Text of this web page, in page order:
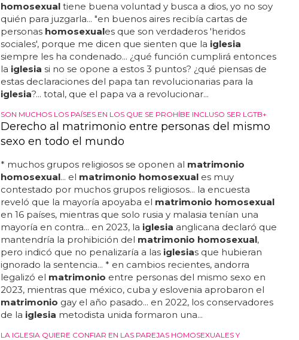
homosexualtiene buena voluntad y busca a dios, yo no soy
quién para juzgarla... "en buenos aires recibía cartas de
personas homosexuales que son verdaderos 'heridos
sociales', porque me dicen que sienten que la iglesia
siempre les ha condenado... ¿qué función cumplirá entonces
la iglesia si no se opone a estos 3 puntos? ¿qué piensas de
estas declaraciones del papa tan revolucionarias para la
iglesia?... total, que el papa va a revolucionar...
SON MUCHOS LOS PAÍSES EN LOS QUE SE PROHÍBE INCLUSO SER LGTB+
Derecho al matrimonio entre personas del mismo
sexo en todo el mundo
* muchos grupos religiosos se oponen al matrimonio
homosexual... el matrimonio homosexuales muy
contestado por muchos grupos religiosos... la encuesta
reveló que la mayoría apoyaba el matrimonio homosexual
en 16 países, mientras que solo rusia y malasia tenían una
mayoría en contra... en 2023, la iglesia anglicana declaró que
mantendría la prohibición del matrimonio homosexual,
pero indicó que no penalizaría a las iglesias que hubieran
ignorado la sentencia... * en cambios recientes, andorra
legalizó el matrimonio entre personas del mismo sexo en
2023, mientras que méxico, cuba y eslovenia aprobaron el
matrimonio gay el año pasado... en 2022, los conservadores
de la iglesia metodista unida formaron una...
LA IGLESIA QUIERE CONFIAR EN LAS PAREJAS HOMOSEXUALES Y